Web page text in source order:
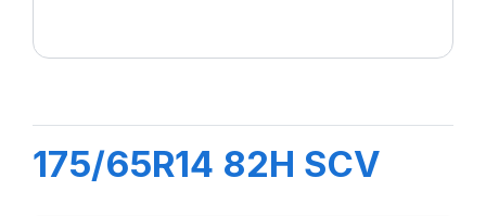
175/65R14 82H SCV